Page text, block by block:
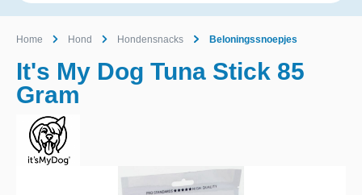
Home Hond Hondensnacks Beloningssnoepjes
It's My Dog Tuna Stick 85
Gram